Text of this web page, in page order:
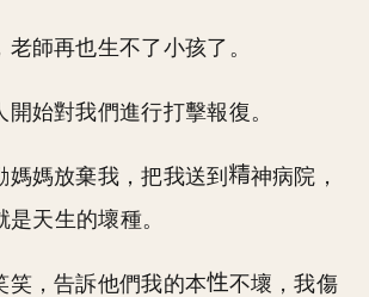
老師再也生不了小孩了。
開始對我們進行打擊報復。
媽媽放棄我，把我送到
神病院，
天生的壞種。
笑，告訴他們我的本
不壞，我傷